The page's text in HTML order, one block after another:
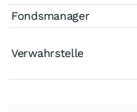
Fondsmanager
Verwahrstelle